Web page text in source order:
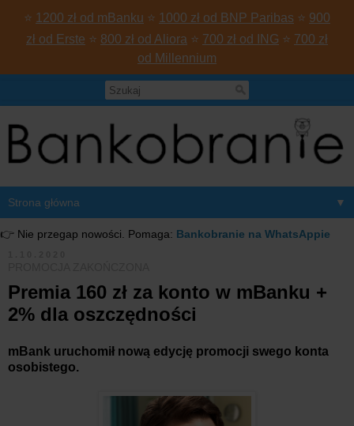
⭐ 1200 zł od mBanku ⭐ 1000 zł od BNP Paribas ⭐ 900
zł od Erste ⭐ 800 zł od Aliora ⭐ 700 zł od ING ⭐ 700 zł
od Millennium
▼
👉 Nie przegap nowości. Pomaga: Bankobranie na WhatsAppie
Premia 160 zł za konto w mBanku +
2% dla oszczędności
mBank uruchomił nową edycję promocji swego konta
osobistego.